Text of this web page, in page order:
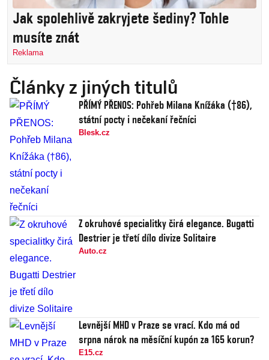
Jak spolehlivě zakryjete šediny? Tohle
musíte znát
Reklama
Články z jiných titulů
PŘÍMÝ PŘENOS: Pohřeb Milana Knížáka (†86),
státní pocty i nečekaní řečníci
Blesk.cz
Z okruhové specialitky čirá elegance. Bugatti
Destrier je třetí dílo divize Solitaire
Auto.cz
Levnější MHD v Praze se vrací. Kdo má od
srpna nárok na měsíční kupón za 165 korun?
E15.cz